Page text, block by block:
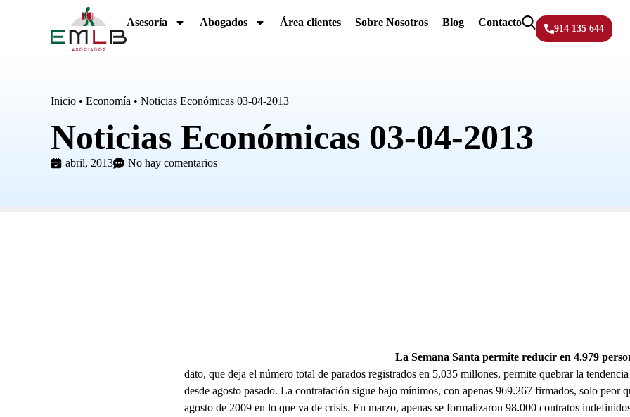
Asesoría Abogados Área clientes Sobre Nosotros Blog Contacto
914 135 644
Inicio • Economía • Noticias Económicas 03-04-2013
Noticias Económicas 03-04-2013
abril, 2013 No hay comentarios
La Semana Santa permite reducir en 4.979
dato, que deja el número total de parados registrados en 5,035 millones, permite quebrar la
desde agosto pasado. La contratación sigue bajo mínimos, con apenas 969.267 firmados, solo peor
agosto de 2009 en lo que va de crisis. En marzo, apenas se formalizaron 98.000 contratos